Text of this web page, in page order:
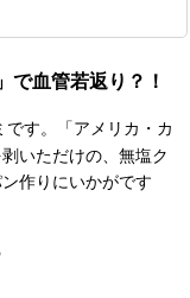
血管若返り？！
す。「アメリカ・カ
いただけの、無塩ク
作りにいかがです